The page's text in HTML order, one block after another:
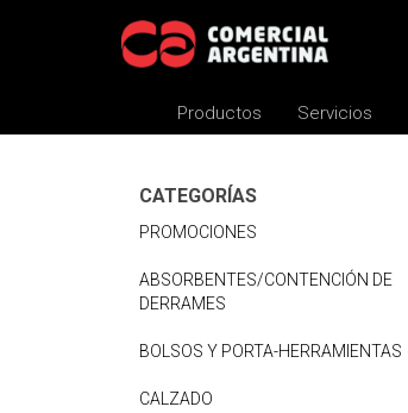
Productos Servicios
CATEGORÍAS
PROMOCIONES
ABSORBENTES/CONTENCIÓN DE
DERRAMES
BOLSOS Y PORTA-HERRAMIENTAS
CALZADO